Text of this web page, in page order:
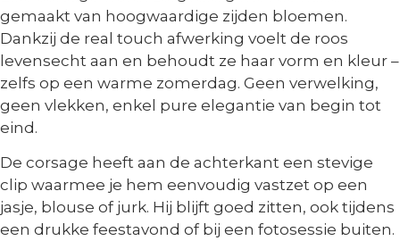
gemaakt van hoogwaardige zijden bloemen.
Dankzij de real touch afwerking voelt de roos
levensecht aan en behoudt ze haar vorm en kleur –
zelfs op een warme zomerdag. Geen verwelking,
geen vlekken, enkel pure elegantie van begin tot
eind.
De corsage heeft aan de achterkant een stevige
clip waarmee je hem eenvoudig vastzet op een
jasje, blouse of jurk. Hij blijft goed zitten, ook tijdens
een drukke feestavond of bij een fotosessie buiten.